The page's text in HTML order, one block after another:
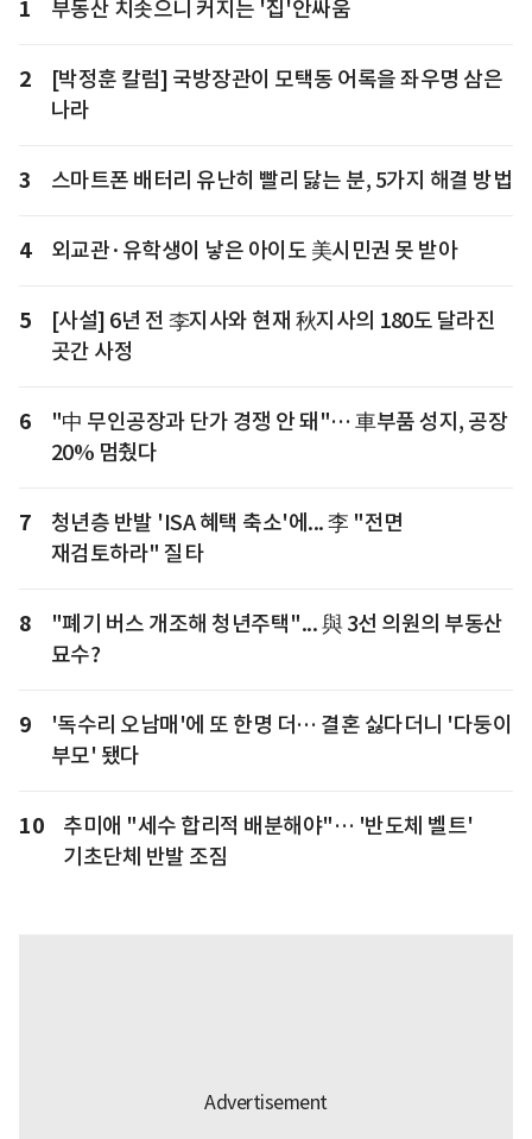
1 부동산 치솟으니 커지는 '집'안싸움
2
[박정훈 칼럼] 국방장관이 모택동 어록을 좌우명 삼은
나라
3 스마트폰 배터리 유난히 빨리 닳는 분, 5가지 해결 방법
4 외교관·유학생이 낳은 아이도 美시민권 못 받아
5
[사설] 6년 전 李지사와 현재 秋지사의 180도 달라진
곳간 사정
6
"中 무인공장과 단가 경쟁 안 돼"… 車부품 성지, 공장
20% 멈췄다
7
청년층 반발 'ISA 혜택 축소'에... 李 "전면
재검토하라" 질타
8
"폐기 버스 개조해 청년주택"... 與 3선 의원의 부동산
묘수?
9
'독수리 오남매'에 또 한명 더… 결혼 싫다더니 '다둥이
부모' 됐다
10
추미애 "세수 합리적 배분해야"… '반도체 벨트'
기초단체 반발 조짐